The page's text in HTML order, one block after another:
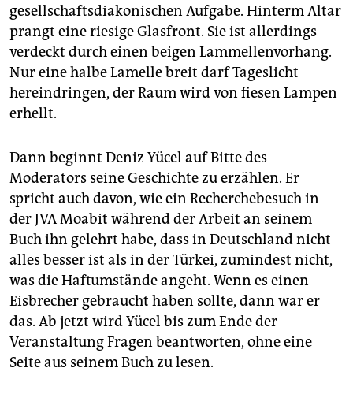
gesellschaftsdiakonischen Aufgabe. Hinterm Altar
prangt eine riesige Glasfront. Sie ist allerdings
verdeckt durch einen beigen Lammellenvorhang.
Nur eine halbe Lamelle breit darf Tageslicht
hereindringen, der Raum wird von fiesen Lampen
erhellt.
Dann beginnt Deniz Yücel auf Bitte des
Moderators seine Geschichte zu erzählen. Er
spricht auch davon, wie ein Recherchebesuch in
der JVA Moabit während der Arbeit an seinem
Buch ihn gelehrt habe, dass in Deutschland nicht
alles besser ist als in der Türkei, zumindest nicht,
was die Haftumstände angeht. Wenn es einen
Eisbrecher gebraucht haben sollte, dann war er
das. Ab jetzt wird Yücel bis zum Ende der
Veranstaltung Fragen beantworten, ohne eine
Seite aus seinem Buch zu lesen.